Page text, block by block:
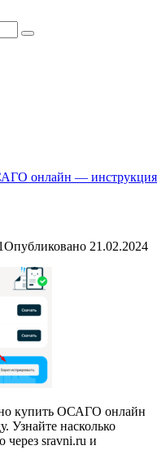
онлайн — инструкция
Опубликовано 21.02.2024
купить ОСАГО онлайн
Узнайте насколько
через sravni.ru и